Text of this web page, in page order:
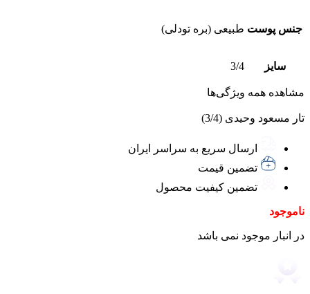
جنس پوست طبیعی (بره تودلی)
سایز 3/4
مشاهده همه ویژگی‌ها
تار مسعود وحیدی (3/4)
ارسال سریع به سراسر ایران
تضمین قیمت
تضمین کیفیت محصول
ناموجود
در انبار موجود نمی باشد